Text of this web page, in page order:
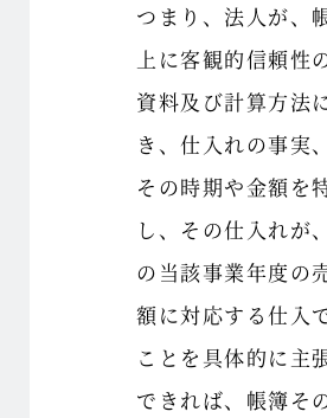
つまり、法人が、
上に客観的信頼性
資料及び計算方法
き、仕入れの事実
その時期や金額を
し、その仕入れが
の当該事業年度の
額に対応する仕入
ことを具体的に主
できれば、帳簿そ